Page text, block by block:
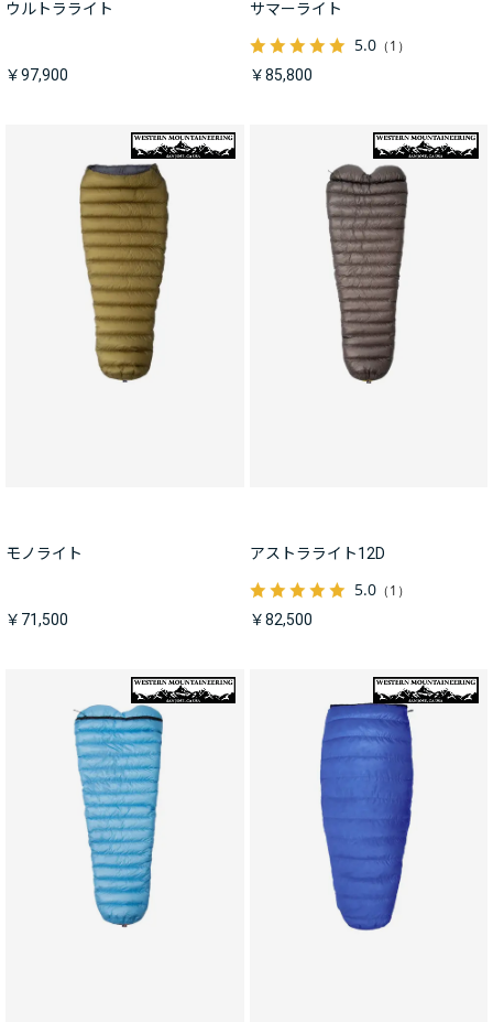
ウルトラライト
￥97,900
サマーライト
5.0（1）
￥85,800
モノライト
￥71,500
アストラライト12D
5.0（1）
￥82,500